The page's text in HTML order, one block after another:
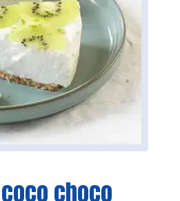
choco